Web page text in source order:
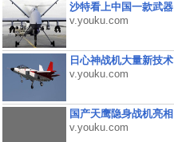
沙特看上中国一款武器
v.youku.com
日心神战机大量新技术
v.youku.com
国产天鹰隐身战机亮相
v.youku.com